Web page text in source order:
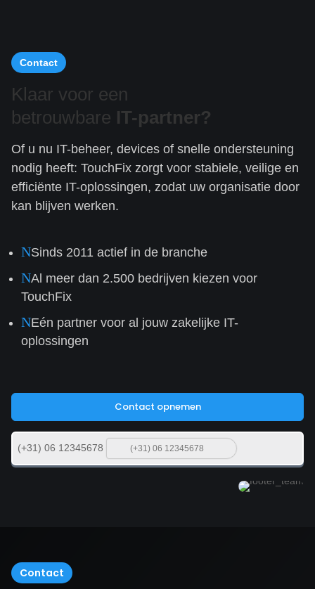
Contact
Klaar voor een
betrouwbare IT-partner?
Of u nu IT-beheer, devices of snelle ondersteuning
nodig heeft: TouchFix zorgt voor stabiele, veilige en
efficiënte IT-oplossingen, zodat uw organisatie door
kan blijven werken.
NSinds 2011 actief in de branche
NAl meer dan 2.500 bedrijven kiezen voor
TouchFix
NEén partner voor al jouw zakelijke IT-
oplossingen
Contact opnemen
(+31) 06 12345678
Contact